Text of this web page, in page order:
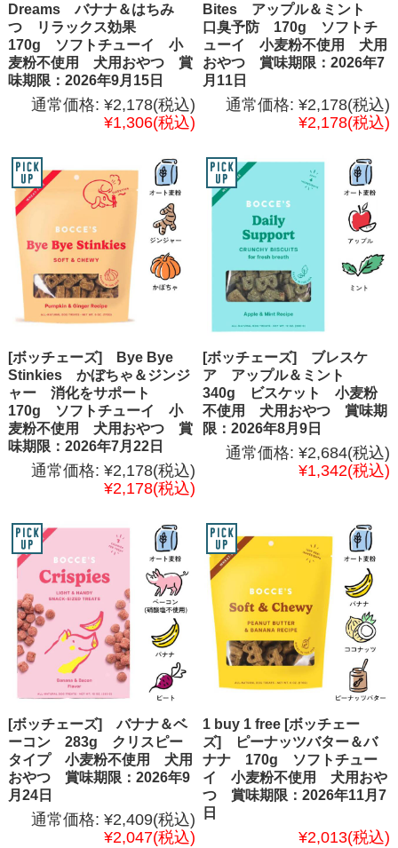
Dreams バナナ＆はちみ
つ リラックス効果
170g ソフトチューイ 小
麦粉不使用 犬用おやつ 賞
味期限：2026年9月15日
通常価格: ¥2,178(税込)
¥1,306(税込)
Bites アップル＆ミント
口臭予防 170g ソフトチ
ューイ 小麦粉不使用 犬用
おやつ 賞味期限：2026年7
月11日
通常価格: ¥2,178(税込)
¥2,178(税込)
[ボッチェーズ] Bye Bye
Stinkies かぼちゃ＆ジンジ
ャー 消化をサポート
170g ソフトチューイ 小
麦粉不使用 犬用おやつ 賞
味期限：2026年7月22日
通常価格: ¥2,178(税込)
¥2,178(税込)
[ボッチェーズ] ブレスケ
ア アップル＆ミント
340g ビスケット 小麦粉
不使用 犬用おやつ 賞味期
限：2026年8月9日
通常価格: ¥2,684(税込)
¥1,342(税込)
[ボッチェーズ] バナナ＆ベ
ーコン 283g クリスピー
タイプ 小麦粉不使用 犬用
おやつ 賞味期限：2026年9
月24日
通常価格: ¥2,409(税込)
¥2,047(税込)
1 buy 1 free [ボッチェー
ズ] ピーナッツバター＆バ
ナナ 170g ソフトチュー
イ 小麦粉不使用 犬用おや
つ 賞味期限：2026年11月7
日
¥2,013(税込)